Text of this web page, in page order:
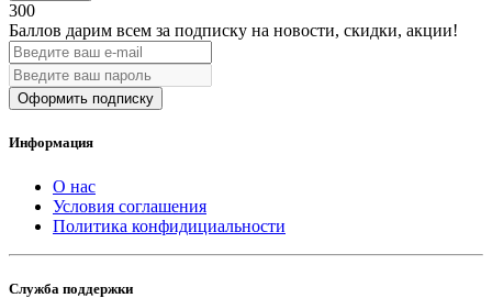
300
Баллов дарим всем за подписку на новости, скидки, акции!
Оформить подписку
Информация
О нас
Условия соглашения
Политика конфидициальности
Служба поддержки